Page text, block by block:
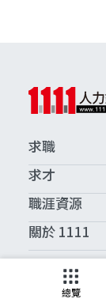
求職
求才
職涯資源
關於 1111
求職服務中心
總覽